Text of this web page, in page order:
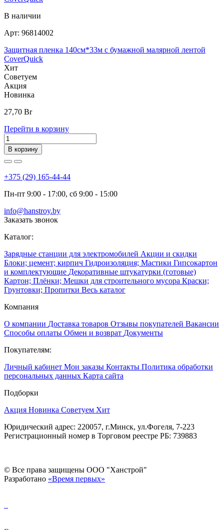
В наличии
Арт: 96814002
Защитная пленка 140см*33м с бумажной малярной лентой
CoverQuick
Хит
Советуем
Акция
Новинка
27,70 Br
Перейти в корзину
В корзину
+375 (29) 165-44-44
Пн-пт 9:00 - 17:00, сб 9:00 - 15:00
info@hanstroy.by
Заказать звонок
Каталог:
Зарядные станции для электромобилей Акции и скидки
Блоки; цемент; кирпич Гидроизоляция; Мастики Гипсокартон
и комплектующие Декоративные штукатурки (готовые)
Картон; Плёнки; Мешки для строительного мусора Краски;
Грунтовки; Пропитки Весь каталог
Компания
О компании Доставка товаров Отзывы покупателей Вакансии
Способы оплаты Обмен и возврат Документы
Покупателям:
Личный кабинет Мои заказы Контакты Политика обработки
персональных данных Карта сайта
Подборки
Акция Новинка Советуем Хит
Юридический адрес: 220057, г.Минск, ул.Фогеля, 7-223
Регистрационный номер в Торговом реестре РБ: 739883
© Все права защищены ООО "Ханстрой"
Разработано «Время первых»